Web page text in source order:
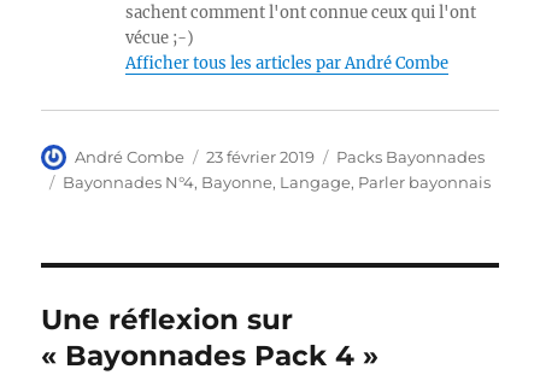
sachent comment l'ont connue ceux qui l'ont
vécue ;-)
Afficher tous les articles par André Combe
Auteur
André Combe
Publié
le
23 février 2019 Catégories
Packs Bayonnades
Étiquettes
Bayonnades N°4, Bayonne, Langage, Parler bayonnais
Une réflexion sur
« Bayonnades Pack 4 »